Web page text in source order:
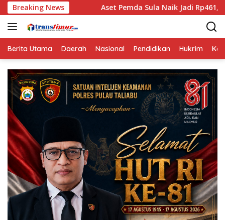
Langsung
ke
konten
Breaking News
Aset Pemda Sula Naik Jadi Rp461,06 Miliar, ini
Berita Utama Daerah Nasional Pendidikan Hukrim